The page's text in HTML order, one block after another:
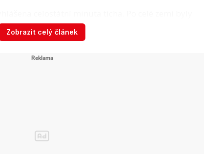
veřejné akce a politické události byly zrušeny
kritickém stavu
Zobrazit celý článek